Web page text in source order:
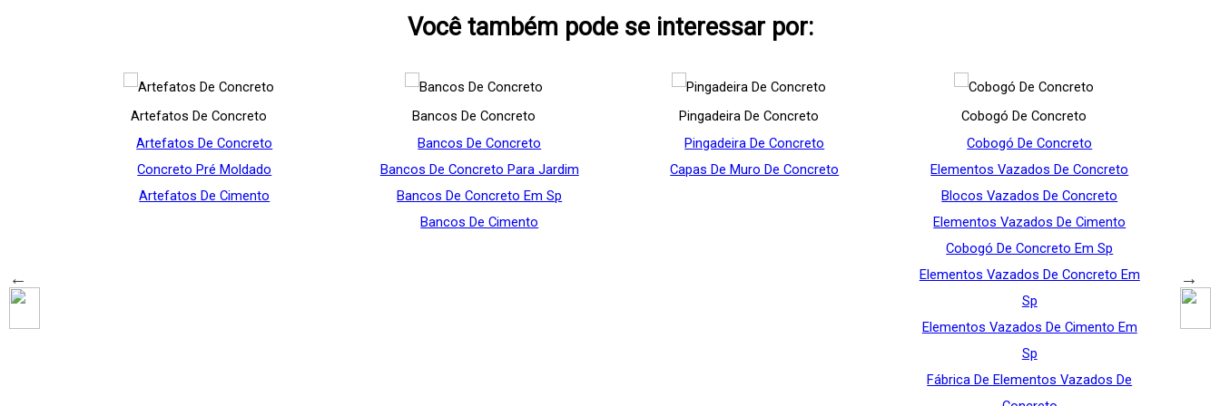
Você também pode se interessar por:
Artefatos De Concreto
Artefatos De Concreto
Concreto Pré Moldado
Artefatos De Cimento
Bancos De Concreto
Bancos De Concreto
Bancos De Concreto Para Jardim
Bancos De Concreto Em Sp
Bancos De Cimento
Pingadeira De Concreto
Pingadeira De Concreto
Capas De Muro De Concreto
Cobogó De Concreto
Cobogó De Concreto
Elementos Vazados De Concreto
Blocos Vazados De Concreto
Elementos Vazados De Cimento
Cobogó De Concreto Em Sp
Elementos Vazados De Concreto Em
Sp
Elementos Vazados De Cimento Em
Sp
Fábrica De Elementos Vazados De